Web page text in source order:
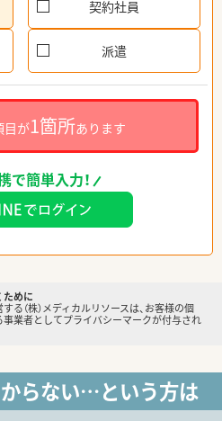
契約社員
派遣
目が1箇所あります
で簡単入力！
めに
る（株）メディカルリソースは、お客様の個
業者としてプライバシーマークが付与され
らない…という方は